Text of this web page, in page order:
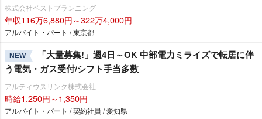
株式会社ベストプランニング
年収116万6,880円～322万4,000円
アルバイト・パート / 東京都
NEW
「大量募集!」週4日～OK 中部電力ミライズで転居に伴
う電気・ガス受付/シフト手当多数
アルティウスリンク株式会社
時給1,250円～1,350円
アルバイト・パート / 契約社員 / 愛知県